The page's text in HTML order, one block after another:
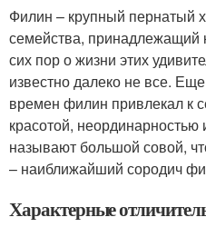
Филин – крупный пернатый
семейства, принадлежащий
сих пор о жизни этих
известно далеко не все.
времен филин привлекал к
красотой, неординарностью
называют большой совой,
– наиближайший сородич
Характерные